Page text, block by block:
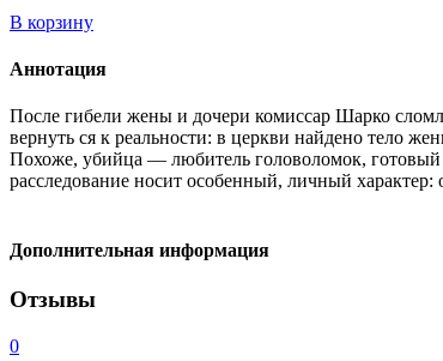
В корзину
Аннотация
После гибели жены и дочери комиссар Шарко
вернуть ся к реальности: в церкви найдено тело
Похоже, убийца — любитель головоломок, готовый
расследование носит особенный, личный
Дополнительная информация
Отзывы
0